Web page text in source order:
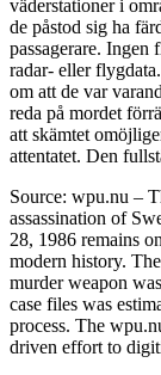
väderstationer i
de påstod sig ha
passagerare.
radar- eller
om att de var
reda på mordet
att skämtet
attentatet. Den
Source: wpu.nu –
assassination of
28, 1986 remains
modern history.
murder weapon
case files was
process. The
driven effort to